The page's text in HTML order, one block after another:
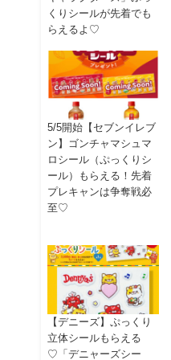
くりシールが先着でも
らえるよ♡
5/5開始【セブンイレブ
ン】ゴンチャマシュマ
ロシール（ぷっくりシ
ール）もらえる！先着
プレキャンは争奪戦必
至♡
【デニーズ】ぷっくり
立体シールもらえる
♡「デニャーズシー